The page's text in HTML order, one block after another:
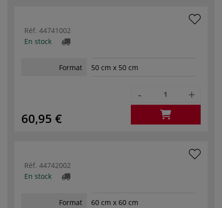
Réf. 44741002
En stock
Format 50 cm x 50 cm
60,95 €
- +
Réf. 44742002
En stock
Format 60 cm x 60 cm